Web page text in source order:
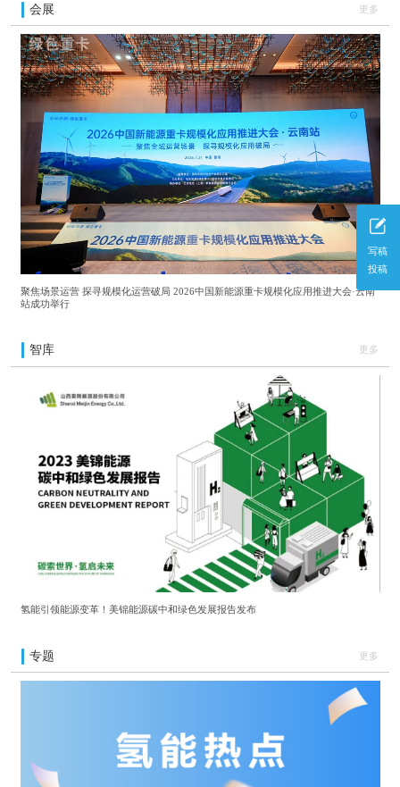
写稿
投稿
助，最高不超过300万元；对于加氢能力达到
500kg/d的70Mpa加氢站或者1000kg/d的35Mpa，
按加氢站设备投入金额的30%补助，最高不超过
500万元。而在氢气补贴方面，2020-2021年度销
售价格40元/kg及以下，补贴20元/kg；2022年度
销售价格35元/kg及以下，补贴14元/kg；2023年
度销售价格30元/kg及以下，补贴9元/kg。
会展 更多
聚焦场景运营 探寻规模化运营破局 2026中国新能源重卡规模化应用推进大会·云南
站成功举行
智库 更多
氢能引领能源变革！美锦能源碳中和绿色发展报告发布
专题 更多